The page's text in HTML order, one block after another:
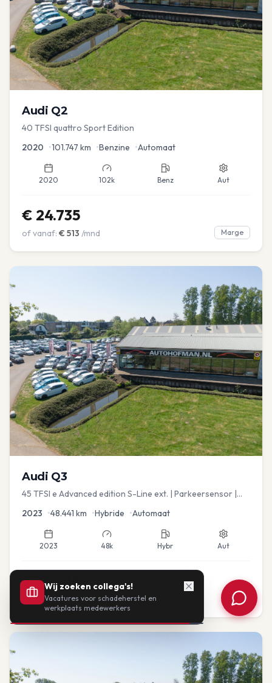
Audi Q2
40 TFSI quattro Sport Edition
2020 •101.747 km •Benzine •Automaat
2020 102k Benz Aut
€ 24.735
of vanaf: € 513 /mnd Marge
Audi Q3
45 TFSI e Advanced edition S-Line ext. | Parkeersensor |
2023 •48.441 km •Hybride •Automaat
2023 48k Hybr Aut
€33.435
of vanaf: €693/mnd BTW
Wij zoeken collega's!
Vacatures voor schadeherstel en
werkplaats medewerkers